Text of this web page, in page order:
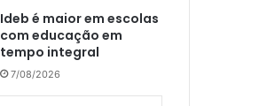
Ideb é maior em escolas
com educação em
tempo integral
7/08/2026